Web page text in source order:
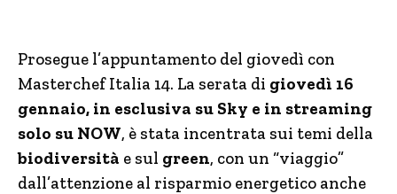
Prosegue l’appuntamento del giovedì con
Masterchef Italia 14. La serata di giovedì 16
gennaio, in esclusiva su Sky e in streaming
solo su NOW, è stata incentrata sui temi della
biodiversità e sul green, con un “viaggio”
dall’attenzione al risparmio energetico anche